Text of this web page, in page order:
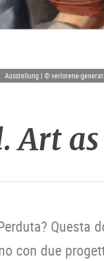
Ausstellung | © verlorene-
Art
Questa
con due